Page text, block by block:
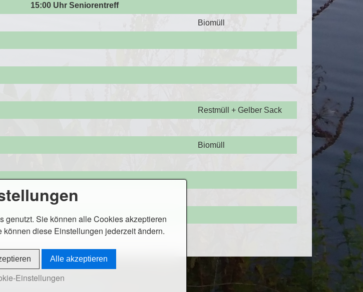
15:00 Uhr Seniorentreff
Biomüll
Restmüll + Gelber Sack
Biomüll
genutzt. Sie können alle Cookies akzeptieren
diese Einstellungen jederzeit ändern.
Alle akzeptieren
Einstellungen